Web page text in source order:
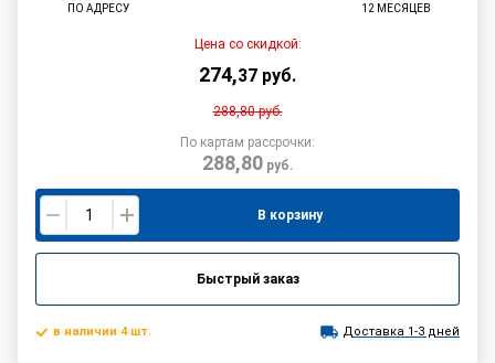
ПО АДРЕСУ
12 МЕСЯЦЕВ
Цена со скидкой:
274,37 руб.
288,80руб.
По картам рассрочки:
288,80руб.
В корзину
Быстрый заказ
в наличии 4 шт. Доставка 1-3 дней